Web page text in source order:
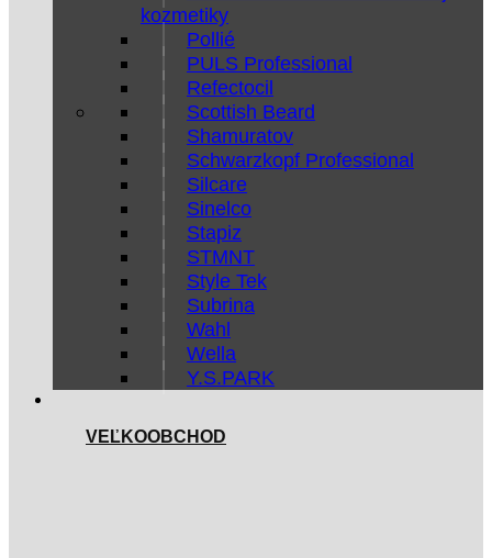
kozmetiky
Pollié
PULS Professional
Refectocil
Scottish Beard
Shamuratov
Schwarzkopf Professional
Silcare
Sinelco
Stapiz
STMNT
Style Tek
Subrina
Wahl
Wella
Y.S.PARK
VEĽKOOBCHOD